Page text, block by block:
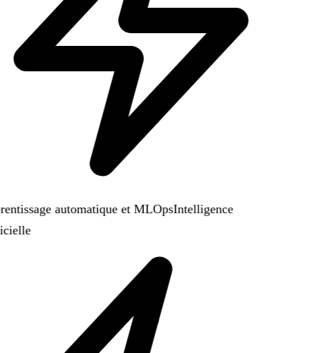
automatique et MLOpsIntelligence